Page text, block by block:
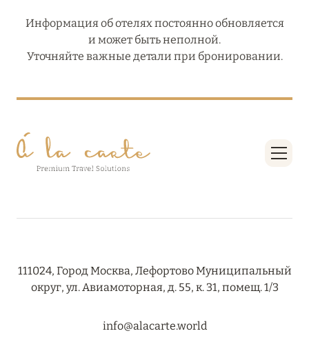
Информация об отелях постоянно обновляется
и может быть неполной.
Уточняйте важные детали при бронировании.
111024, Город Москва, Лефортово Муниципальный
округ, ул. Авиамоторная, д. 55, к. 31, помещ. 1/3
info@alacarte.world